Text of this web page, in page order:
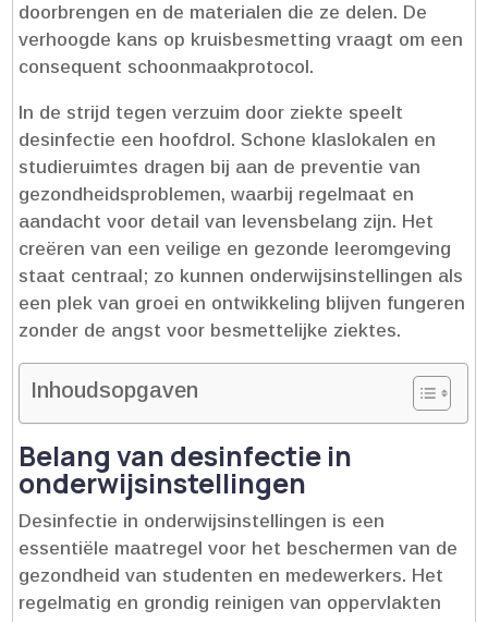
doorbrengen en de materialen die ze delen.​ De
verhoogde kans op kruisbesmetting vraagt om een
consequent schoonmaakprotocol.​
In de strijd tegen verzuim door ziekte speelt
desinfectie een hoofdrol.​ Schone klaslokalen en
studieruimtes dragen bij aan de preventie van
gezondheidsproblemen, waarbij regelmaat en
aandacht voor detail van levensbelang zijn.​ Het
creëren van een veilige en gezonde leeromgeving
staat centraal; zo kunnen onderwijsinstellingen als
een plek van groei en ontwikkeling blijven fungeren
zonder de angst voor besmettelijke ziektes.​
Inhoudsopgaven
Belang van desinfectie in
onderwijsinstellingen
Desinfectie in onderwijsinstellingen is een
essentiële maatregel voor het beschermen van de
gezondheid van studenten en medewerkers.​ Het
regelmatig en grondig reinigen van oppervlakten